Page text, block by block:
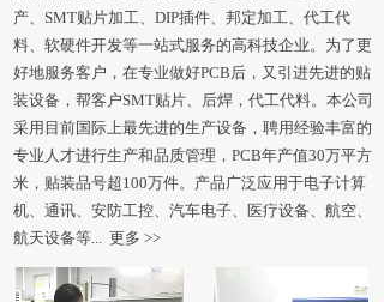
产、SMT贴片加工、DIP插件、邦定加工、代工代
料、软硬件开发等一站式服务的高科技企业。为了更
好地服务客户，在专业做好PCB后，又引进先进的贴
装设备，帮客户SMT贴片、后焊，代工代料。本公司
采用目前国际上最先进的生产设备，聘用经验丰富的
专业人才进行生产和品质管理，PCB年产值30万平方
米，贴装品号超100万件。产品广泛应用于电子计算
机、通讯、安防工控、汽车电子、医疗设备、航空、
航天设备等... 更多 >>